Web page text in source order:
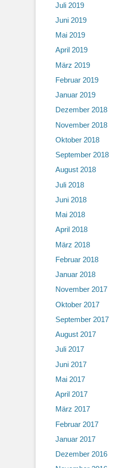
Juli 2019
Juni 2019
Mai 2019
April 2019
März 2019
Februar 2019
Januar 2019
Dezember 2018
November 2018
Oktober 2018
September 2018
August 2018
Juli 2018
Juni 2018
Mai 2018
April 2018
März 2018
Februar 2018
Januar 2018
November 2017
Oktober 2017
September 2017
August 2017
Juli 2017
Juni 2017
Mai 2017
April 2017
März 2017
Februar 2017
Januar 2017
Dezember 2016